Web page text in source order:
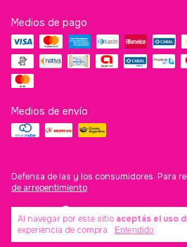
Al navegar por este sitio aceptás el uso
experiencia de compra.
Entendido
Medios de pago
Medios de envío
Defensa de las y los consumidores. Para
de arrepentimiento
Copyright Distribuidora Natural Nails -